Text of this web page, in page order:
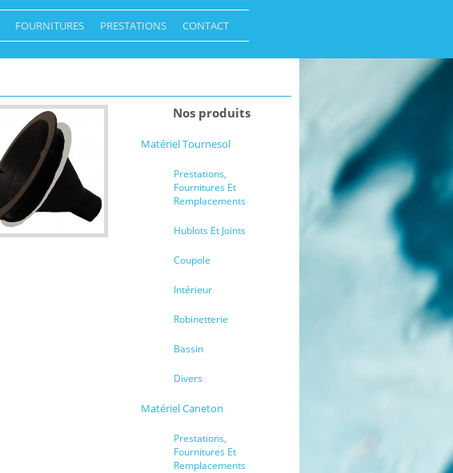
FOURNITURES PRESTATIONS CONTACT
Nos produits
Matériel Tournesol
Prestations,
Fournitures Et
Remplacements
Hublots Et Joints
Coupole
Intérieur
Robinetterie
Bassin
Divers
Matériel Caneton
Prestations,
Fournitures Et
Remplacements